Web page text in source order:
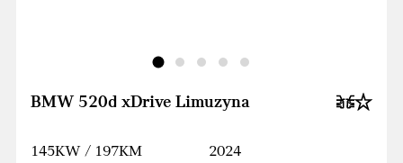
BMW 520d xDrive Limuzyna
145KW / 197KM
2024